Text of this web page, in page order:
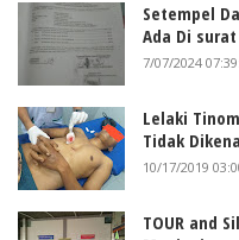
Setempel
Ada Di
7/07/2024
Lelaki
Tidak
10/17/2019
TOUR and